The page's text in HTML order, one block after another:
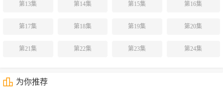
第13集 第14集 第15集 第16集
第17集 第18集 第19集 第20集
第21集 第22集 第23集 第24集
为你推荐